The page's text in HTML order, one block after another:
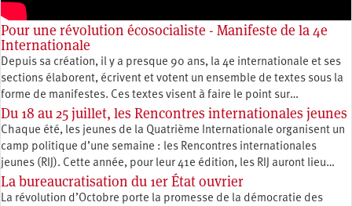
Pour une révolution écosocialiste - Manifeste de la 4e
Internationale
Depuis sa création, il y a presque 90 ans, la 4e internationale et ses
sections élaborent, écrivent et votent un ensemble de textes sous la
forme de manifestes. Ces textes visent à faire le point sur…
Du 18 au 25 juillet, les Rencontres internationales jeunes
Chaque été, les jeunes de la Quatrième Internationale organisent un
camp politique d’une semaine : les Rencontres internationales
jeunes (RIJ). Cette année, pour leur 41e édition, les RIJ auront lieu…
La bureaucratisation du 1er État ouvrier
La révolution d’Octobre porte la promesse de la démocratie des